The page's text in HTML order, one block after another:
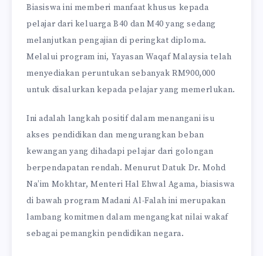
Biasiswa ini memberi manfaat khusus kepada
pelajar dari keluarga B40 dan M40 yang sedang
melanjutkan pengajian di peringkat diploma.
Melalui program ini, Yayasan Waqaf Malaysia telah
menyediakan peruntukan sebanyak RM900,000
untuk disalurkan kepada pelajar yang memerlukan.
Ini adalah langkah positif dalam menangani isu
akses pendidikan dan mengurangkan beban
kewangan yang dihadapi pelajar dari golongan
berpendapatan rendah. Menurut Datuk Dr. Mohd
Na’im Mokhtar, Menteri Hal Ehwal Agama, biasiswa
di bawah program Madani Al-Falah ini merupakan
lambang komitmen dalam mengangkat nilai wakaf
sebagai pemangkin pendidikan negara.